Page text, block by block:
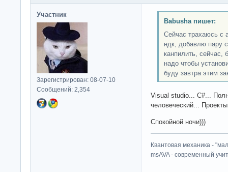
Участник
Зарегистрирован: 08-07-10
Сообщений: 2,354
Babusha пишет:
Сейчас трахаюсь с
ндк, добавлю пару
канпилить, сейчас,
надо чтобы
буду завтра этим
Visual studio... C#...
человеческий...
Спокойной ночи)))
Квантовая механика -
msAVA - современный